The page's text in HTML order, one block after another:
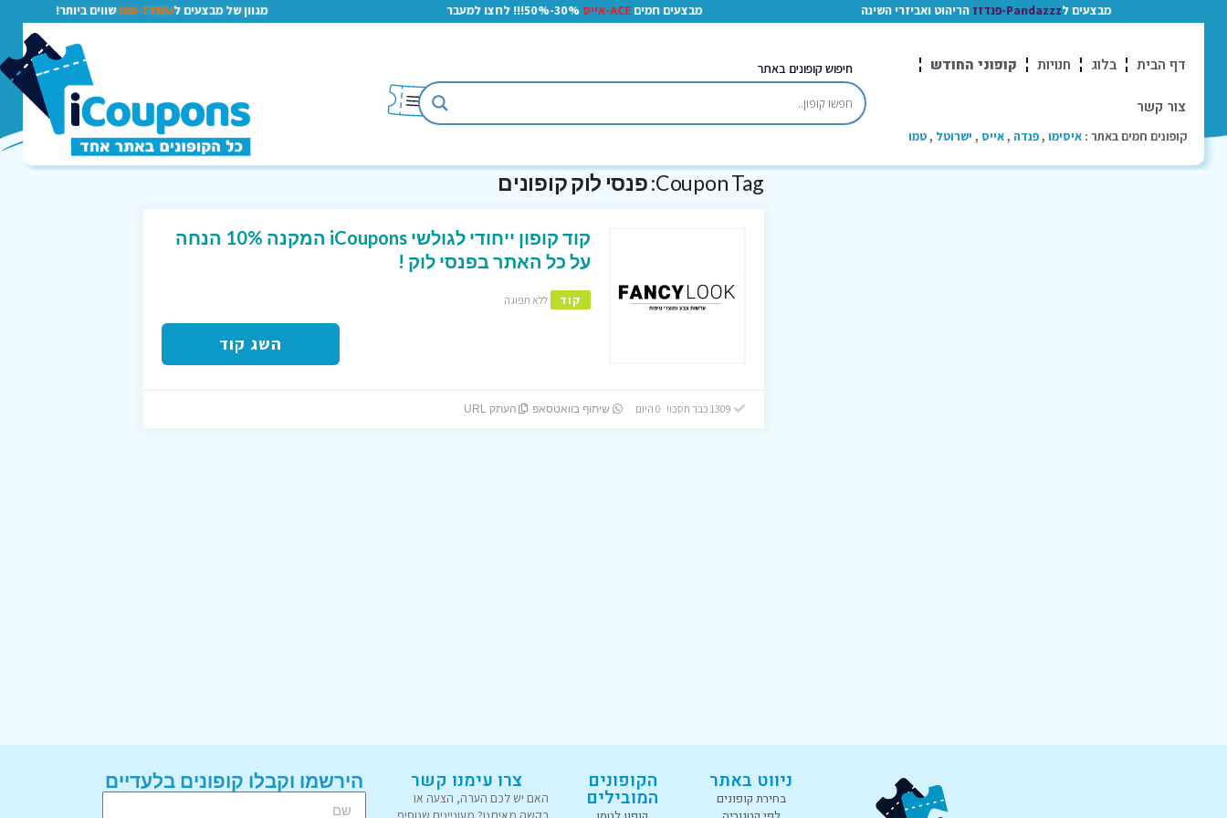
מבצעים ל Pandazzz-פנדזז הריהוט ואביזרי השינה מבצעים חמיםACE-אייס 30%-50%!!! לחצו למעבר מגוון של מבצעים לTEMU-טמו שווים ביותר!
דף הבית בלוג חנויות קופוני החודש
צור קשר
קופונים חמים באתר : איסימו ,פנדה ,אייס , ישרוטל ,טמו
חיפוש קופונים באתר
Coupon Tag: פנסי לוק קופונים
קוד קופון ייחודי לגולשי iCoupons המקנה 10% הנחה
על כל האתר בפנסי לוק !
קוד ללא תפוגה
השג קוד
שיתוף בוואטסאפ העתק URL
ניווט באתר
בחירת קופונים
הקופונים
המובילים
צרו עימנו קשר
האם יש לכם הערה, הצעה או
הירשמו וקבלו קופונים בלעדיים